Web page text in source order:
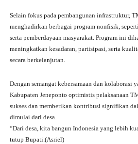
Selain fokus pada pembangunan infrastruktur,
menghadirkan berbagai program nonfisik,
serta pemberdayaan masyarakat. Program ini
meningkatkan kesadaran, partisipasi, serta
secara berkelanjutan.
Dengan semangat kebersamaan dan kolaborasi
Kabupaten Jeneponto optimistis pelaksanaan
sukses dan memberikan kontribusi signifikan
dimulai dari desa.
“Dari desa, kita bangun Indonesia yang lebih
tutup Bupati.(Asriel)